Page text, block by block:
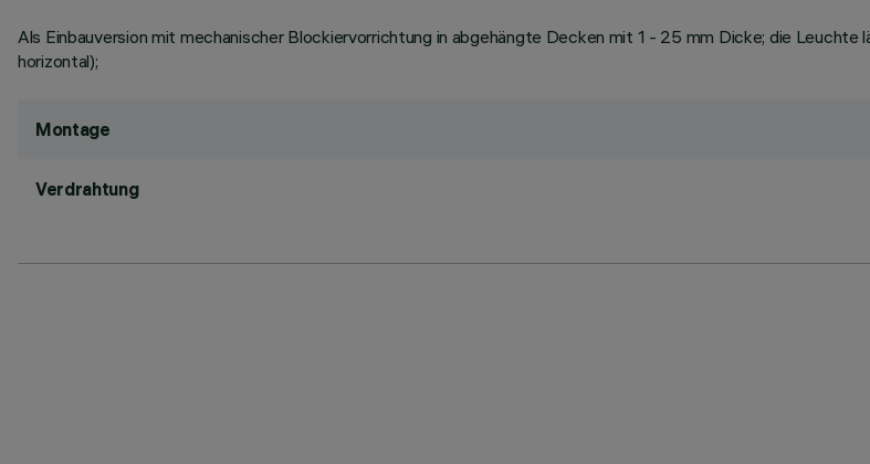
Als Einbauversion mit mechanischer Blockiervorrichtung in abgehängte Decken mit 1 - 25 mm Dicke; die Leuchte
horizontal);
Montage
Verdrahtung